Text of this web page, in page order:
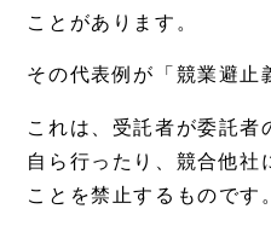
ことがあります。
その代表例が「競業避止
これは、受託者が委託者
自ら行ったり、競合他社
ことを禁止するものです